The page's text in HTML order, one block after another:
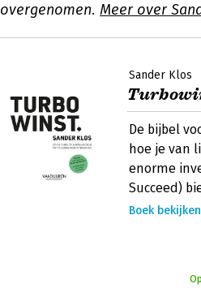
overgenomen. Meer over
Sander Klos
De bijbel
hoe je van
enorme
Succeed)
Boek bekijken